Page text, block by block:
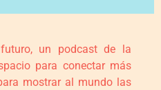
un podcast de la
para conectar más
mostrar al mundo las